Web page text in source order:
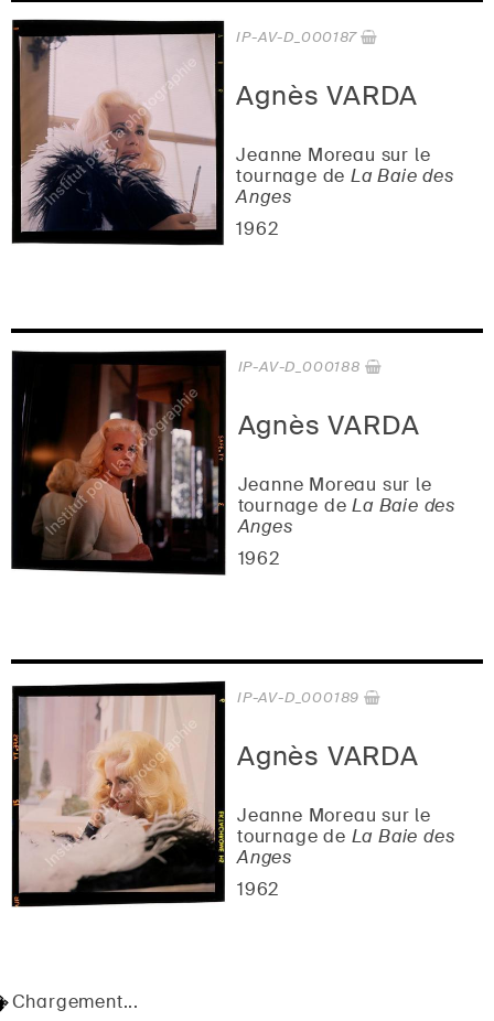
Agnès VARDA
Jeanne Moreau sur le
tournage deLa Baie des
Anges
1962
IP-AV-D_000187
Agnès VARDA
Jeanne Moreau sur le
tournage deLa Baie des
Anges
1962
IP-AV-D_000188
Agnès VARDA
Jeanne Moreau sur le
tournage de La Baie des
Anges
1962
IP-AV-D_000189
Chargement...